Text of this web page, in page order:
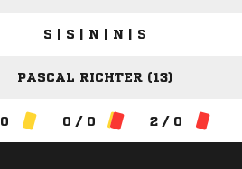
S | S | N | N | S
PASCAL RICHTER (13)
0 / 0 2 / 0